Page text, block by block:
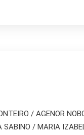
/ AGENOR
/ MARIA